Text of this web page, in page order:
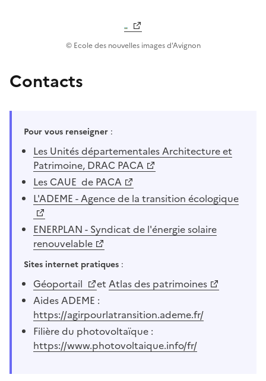
© Ecole des nouvelles images d'Avignon
Contacts
Pour vous renseigner :
Les Unités départementales Architecture et
Patrimoine, DRAC PACA
Les CAUE de PACA
L'ADEME - Agence de la transition écologique
ENERPLAN - Syndicat de l'énergie solaire
renouvelable
Sites internet pratiques :
Géoportail et Atlas des patrimoines
Aides ADEME :
https://agirpourlatransition.ademe.fr/
Filière du photovoltaïque :
https://www.photovoltaique.info/fr/